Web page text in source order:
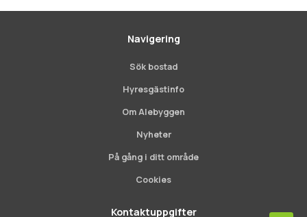
Navigering
Sök bostad
Hyresgästinfo
Om Alebyggen
Nyheter
På gång i ditt område
Cookies
Kontaktuppgifter